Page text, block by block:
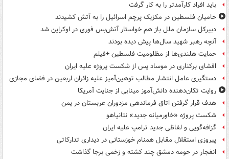
باید افراد کارآمدتر را به کار گرفت
حامیان فلسطین در مکزیک پرچم اسرائیل را به آتش کشیدند
دبیرکل سازمان ملل باز هم خواستار آتش‌بس فوری در اوکراین شد
آنچه رهبر شهید سال‌ها پیش دیده بودند
حمایت هلندی‌ها از مظلومیت فلسطین +فیلم
افشای برکناری در موساد پس از شکست پروژه علیه ایران
دستگیری عامل انتشار مطالب توهین‌آمیز علیه زائران اربعین در فضای مجازی
روایت تکان‌دهنده دانش‌آموز مینابی از جنایت آمریکا
هدف قرار گرفتن اتاق‌ فرماندهی مزدوران عربستان در یمن
شکست پروژه «خاورمیانه جدید» نتانیاهو
گزافه‌گویی و لفاظی جدید ترامپ علیه ایران
پیروزی استقلال مقابل همنام خوزستانی در دیداری تدارکاتی
انفجار در حومه دمشق چند کشته و زخمی برجا گذاشت